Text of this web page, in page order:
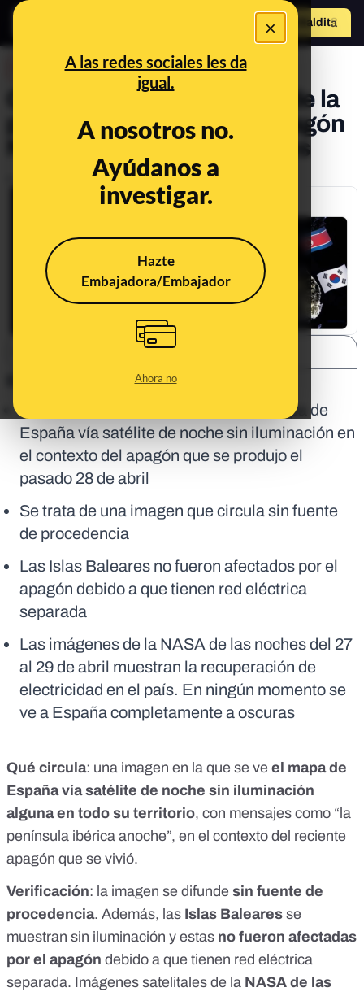
×
A las redes sociales les da
igual.
A nosotros no.
Ayúdanos a
investigar.
Hazte
Embajadora/Embajador
Ahora no
Hazte Maldito
Cuidado con esta imagen de la
península ibérica: en el apagón
NO se fue la luz en Baleares
Apr 30, 2025, 12:35:08 PM
Circula una imagen donde se ve el mapa de
España vía satélite de noche sin iluminación en
el contexto del apagón que se produjo el
pasado 28 de abril
Se trata de una imagen que circula sin fuente
de procedencia
Las Islas Baleares no fueron afectados por el
apagón debido a que tienen red eléctrica
separada
Las imágenes de la NASA de las noches del 27
al 29 de abril muestran la recuperación de
electricidad en el país. En ningún momento se
ve a España completamente a oscuras
Qué circula: una imagen en la que se ve el mapa de
España vía satélite de noche sin iluminación
alguna en todo su territorio, con mensajes como “la
península ibérica anoche”, en el contexto del reciente
apagón que se vivió.
Verificación: la imagen se difunde sin fuente de
procedencia. Además, las Islas Baleares se
muestran sin iluminación y estas no fueron afectadas
por el apagón debido a que tienen red eléctrica
separada. Imágenes satelitales de la NASA de las